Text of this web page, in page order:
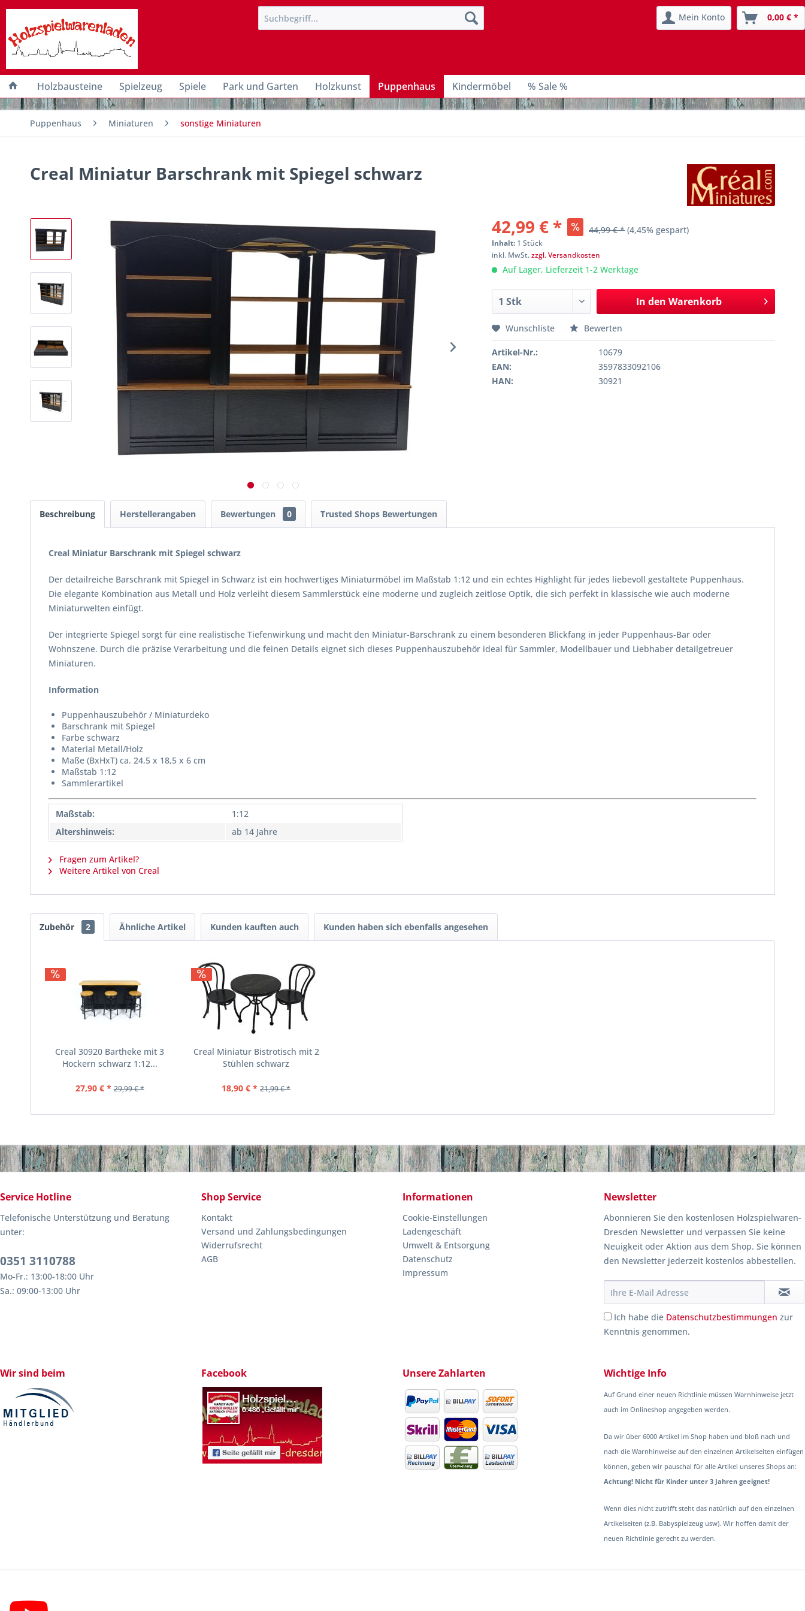
Mein Konto 0,00 € *
Holzbausteine Spielzeug Spiele Park und Garten Holzkunst Puppenhaus Kindermöbel % Sale %
Puppenhaus Miniaturen sonstige Miniaturen
Creal Miniatur Barschrank mit Spiegel schwarz
42,99 € * 44,99 € * (4,45% gespart)
Inhalt: 1 Stück
inkl. MwSt.zzgl. Versandkosten
Auf Lager, Lieferzeit 1-2 Werktage
In den Warenkorb
Wunschliste Bewerten
Artikel-Nr.:
10679
EAN:
3597833092106
HAN:
30921
Beschreibung Herstellerangaben Bewertungen 0 Trusted Shops Bewertungen
Creal Miniatur Barschrank mit Spiegel schwarz
Der detailreiche Barschrank mit Spiegel in Schwarz ist ein hochwertiges Miniaturmöbel im Maßstab 1:12 und ein echtes Highlight für jedes liebevoll gestaltete Puppenhaus.
Die elegante Kombination aus Metall und Holz verleiht diesem Sammlerstück eine moderne und zugleich zeitlose Optik, die sich perfekt in klassische wie auch moderne
Miniaturwelten einfügt.
Der integrierte Spiegel sorgt für eine realistische Tiefenwirkung und macht den Miniatur-Barschrank zu einem besonderen Blickfang in jeder Puppenhaus-Bar oder
Wohnszene. Durch die präzise Verarbeitung und die feinen Details eignet sich dieses Puppenhauszubehör ideal für Sammler, Modellbauer und Liebhaber detailgetreuer
Miniaturen.
Information
Puppenhauszubehör / Miniaturdeko
Barschrank mit Spiegel
Farbe schwarz
Material Metall/Holz
Maße (BxHxT) ca. 24,5 x 18,5 x 6 cm
Maßstab 1:12
Sammlerartikel
Maßstab:
1:12
Altershinweis:
ab 14 Jahre
Fragen zum Artikel?
Weitere Artikel von Creal
Zubehör 2 Ähnliche Artikel Kunden kauften auch Kunden haben sich ebenfalls angesehen
Creal 30920 Bartheke mit 3
Hockern schwarz 1:12...
27,90 € * 29,99 € *
Creal Miniatur Bistrotisch mit 2
Stühlen schwarz
18,90 € * 21,99 € *
Service Hotline
Telefonische Unterstützung und Beratung
unter:
0351 3110788
Mo-Fr.: 13:00-18:00 Uhr
Sa.: 09:00-13:00 Uhr
Shop Service
Kontakt
Versand und Zahlungsbedingungen
Widerrufsrecht
AGB
Informationen
Cookie-Einstellungen
Ladengeschäft
Umwelt & Entsorgung
Datenschutz
Impressum
Newsletter
Abonnieren Sie den kostenlosen Holzspielwaren-
Dresden Newsletter und verpassen Sie keine
Neuigkeit oder Aktion aus dem Shop. Sie können
den Newsletter jederzeit kostenlos abbestellen.
Ich habe die Datenschutzbestimmungen zur
Kenntnis genommen.
Wir sind beim Facebook Unsere Zahlarten Wichtige Info
Auf Grund einer neuen Richtlinie müssen Warnhinweise jetzt
auch im Onlineshop angegeben werden.
Da wir über 6000 Artikel im Shop haben und bloß nach und
nach die Warnhinweise auf den einzelnen Artikelseiten einfügen
können, geben wir pauschal für alle Artikel unseres Shops an:
Achtung! Nicht für Kinder unter 3 Jahren geeignet!
Wenn dies nicht zutrifft steht das natürlich auf den einzelnen
Artikelseiten (z.B. Babyspielzeug usw). Wir hoffen damit der
neuen Richtlinie gerecht zu werden.